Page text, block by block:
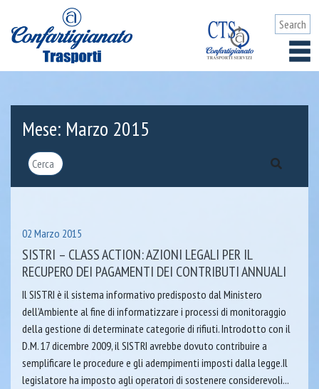
Mese: Marzo 2015
02 Marzo 2015
SISTRI – CLASS ACTION: AZIONI LEGALI PER IL
RECUPERO DEI PAGAMENTI DEI CONTRIBUTI ANNUALI
Il SISTRI è il sistema informativo predisposto dal Ministero
dell’Ambiente al fine di informatizzare i processi di monitoraggio
della gestione di determinate categorie di rifiuti. Introdotto con il
D.M. 17 dicembre 2009, il SISTRI avrebbe dovuto contribuire a
semplificare le procedure e gli adempimenti imposti dalla legge.Il
legislatore ha imposto agli operatori di sostenere considerevoli...